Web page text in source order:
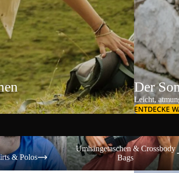
Der
Leicht,
ENTDECKE
& Polos
Umhängetaschen & Crossbody
Umhängetaschen & Crossbody
Bags